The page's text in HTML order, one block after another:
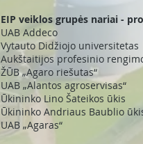
EIP veiklos grupės nariai -
UAB Addeco
Vytauto Didžiojo universitetas
Aukštaitijos profesinio
ŽŪB „Agaro riešutas“
UAB „Alantos agroservisas“
Ūkininko Lino Šateikos ūkis
Ūkininko Andriaus Baublio
UAB „Agaras“